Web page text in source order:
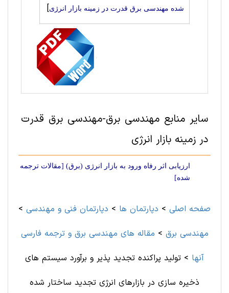
شده مهندسی برق قدرت در زمینه بازار انرژی]
سایر منابع مهندسی برق-مهندسی برق قدرت
در زمینه بازار انرژی
ارزيابی اثر رفاه ورود به بازار انرژی (برق) [مقالات ترجمه
شده]
صفحه اصلی > دپارتمان ها > دپارتمان فنی و مهندسی >
مهندسی برق > مقاله های مهندسی برق و ترجمه فارسی
آنها > تولید پراکنده تجدید پذیر و برآورد سیستم های
ذخیره سازی در بازارهای انرژی تجدید ساختار شده